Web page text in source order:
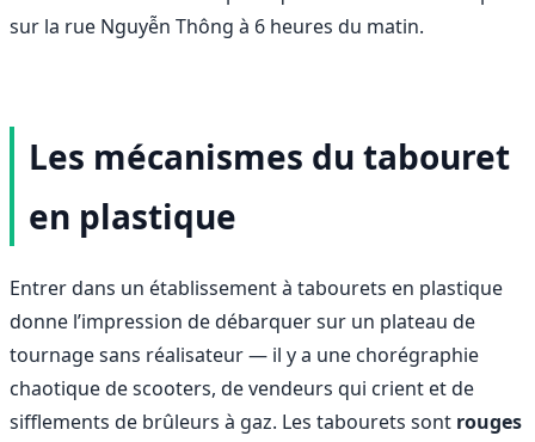
sur la rue Nguyễn Thông à 6 heures du matin.
Les mécanismes du tabouret
en plastique
Entrer dans un établissement à tabourets en plastique
donne l’impression de débarquer sur un plateau de
tournage sans réalisateur — il y a une chorégraphie
chaotique de scooters, de vendeurs qui crient et de
sifflements de brûleurs à gaz. Les tabourets sont rouges